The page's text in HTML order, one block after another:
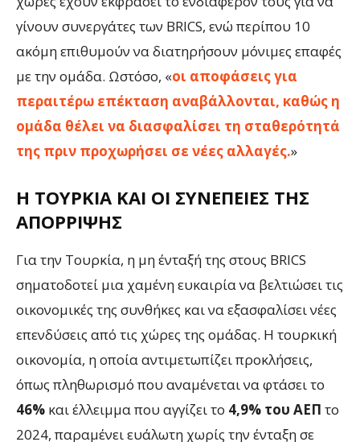
γίνουν συνεργάτες των BRICS, ενώ περίπου 10
ακόμη επιθυμούν να διατηρήσουν μόνιμες επαφές
με την ομάδα. Ωστόσο, «οι αποφάσεις για
περαιτέρω επέκταση αναβάλλονται, καθώς η
ομάδα θέλει να διασφαλίσει τη σταθερότητά
της πριν προχωρήσει σε νέες αλλαγές.»
Η ΤΟΥΡΚΊΑ ΚΑΙ ΟΙ ΣΥΝΈΠΕΙΕΣ ΤΗΣ
ΑΠΌΡΡΙΨΗΣ
Για την Τουρκία, η μη ένταξή της στους BRICS
σηματοδοτεί μια χαμένη ευκαιρία να βελτιώσει τις
οικονομικές της συνθήκες και να εξασφαλίσει νέες
επενδύσεις από τις χώρες της ομάδας. Η τουρκική
οικονομία, η οποία αντιμετωπίζει προκλήσεις,
όπως πληθωρισμό που αναμένεται να φτάσει το
46% και έλλειμμα που αγγίζει το 4,9% του ΑΕΠ το
2024, παραμένει ευάλωτη χωρίς την ένταξη σε